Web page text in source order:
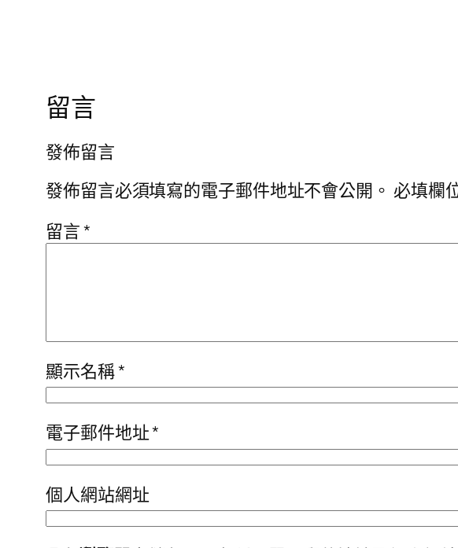
留言
發佈留言
發佈留言必須填寫的電子郵件地址不會公開。 必填欄
留言*
顯示名稱*
電子郵件地址*
個人網站網址